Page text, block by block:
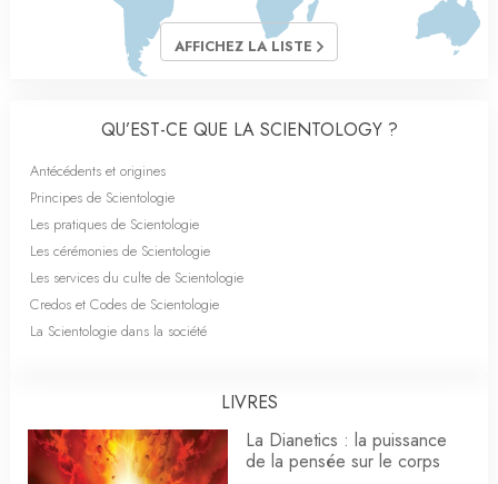
AFFICHEZ LA LISTE
QU’EST-CE QUE LA SCIENTOLOGY ?
Antécédents et origines
Principes de Scientologie
Les pratiques de Scientologie
Les cérémonies de Scientologie
Les services du culte de Scientologie
Credos et Codes de Scientologie
La Scientologie dans la société
LIVRES
La Dianetics : la puissance
de la pensée sur le corps